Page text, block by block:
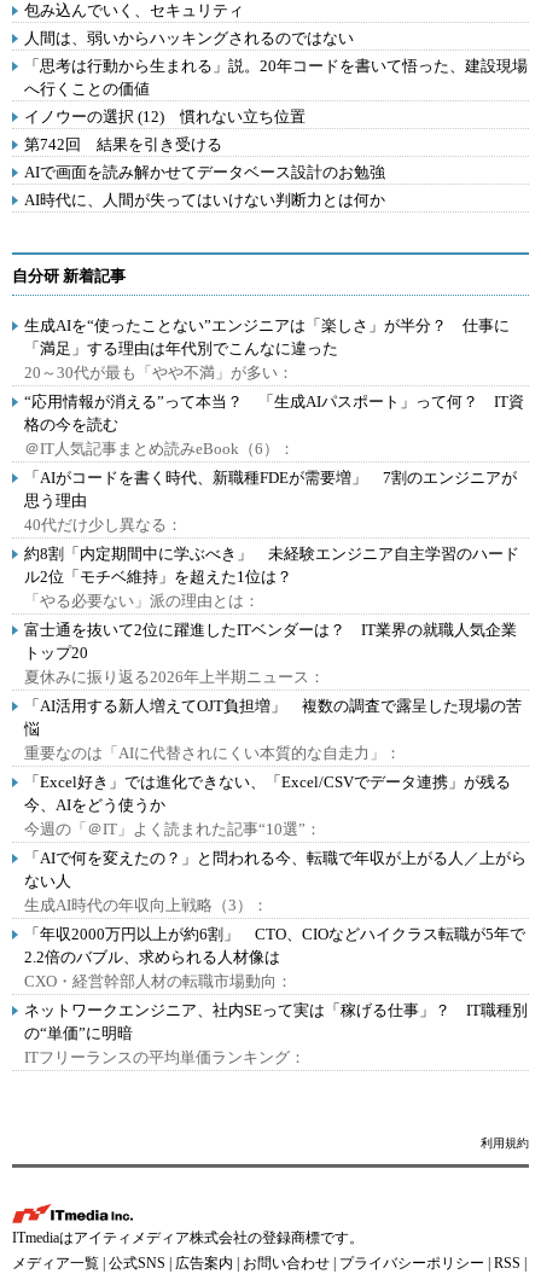
包み込んでいく、セキュリティ
人間は、弱いからハッキングされるのではない
「思考は行動から生まれる」説。20年コードを書いて悟った、建設現場
へ行くことの価値
イノウーの選択 (12) 慣れない立ち位置
第742回 結果を引き受ける
AIで画面を読み解かせてデータベース設計のお勉強
AI時代に、人間が失ってはいけない判断力とは何か
自分研 新着記事
生成AIを“使ったことない”エンジニアは「楽しさ」が半分？ 仕事に
「満足」する理由は年代別でこんなに違った
20～30代が最も「やや不満」が多い：
“応用情報が消える”って本当？ 「生成AIパスポート」って何？ IT資
格の今を読む
＠IT人気記事まとめ読みeBook（6）：
「AIがコードを書く時代、新職種FDEが需要増」 7割のエンジニアが
思う理由
40代だけ少し異なる：
約8割「内定期間中に学ぶべき」 未経験エンジニア自主学習のハード
ル2位「モチベ維持」を超えた1位は？
「やる必要ない」派の理由とは：
富士通を抜いて2位に躍進したITベンダーは？ IT業界の就職人気企業
トップ20
夏休みに振り返る2026年上半期ニュース：
「AI活用する新人増えてOJT負担増」 複数の調査で露呈した現場の苦
悩
重要なのは「AIに代替されにくい本質的な自走力」：
「Excel好き」では進化できない、「Excel/CSVでデータ連携」が残る
今、AIをどう使うか
今週の「＠IT」よく読まれた記事“10選”：
「AIで何を変えたの？」と問われる今、転職で年収が上がる人／上がら
ない人
生成AI時代の年収向上戦略（3）：
「年収2000万円以上が約6割」 CTO、CIOなどハイクラス転職が5年で
2.2倍のバブル、求められる人材像は
CXO・経営幹部人材の転職市場動向：
ネットワークエンジニア、社内SEって実は「稼げる仕事」？ IT職種別
の“単価”に明暗
ITフリーランスの平均単価ランキング：
利用規約
ITmediaはアイティメディア株式会社の登録商標です。
メディア一覧 公式SNS 広告案内 お問い合わせ プライバシーポリシー RSS